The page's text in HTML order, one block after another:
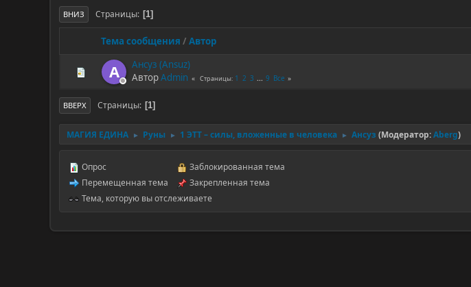
ВНИЗ Страницы 1
Тема сообщения / Автор
A
Ансуз (Ansuz)
АвторAdmin Страницы 1 2 3 ... 9 Все
ВВЕРХ Страницы 1
МАГИЯ ЕДИНА ► Руны ► 1 ЭТТ – силы, вложенные в человека ► Ансуз (Модератор:Aberg)
Опрос
Перемещенная тема
Заблокированная тема
Закрепленная тема
Тема, которую вы отслеживаете